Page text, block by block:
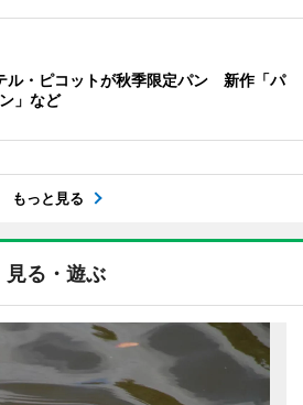
ル・ピコットが秋季限定パン 新作「パ
」など
もっと見る
見る・遊ぶ